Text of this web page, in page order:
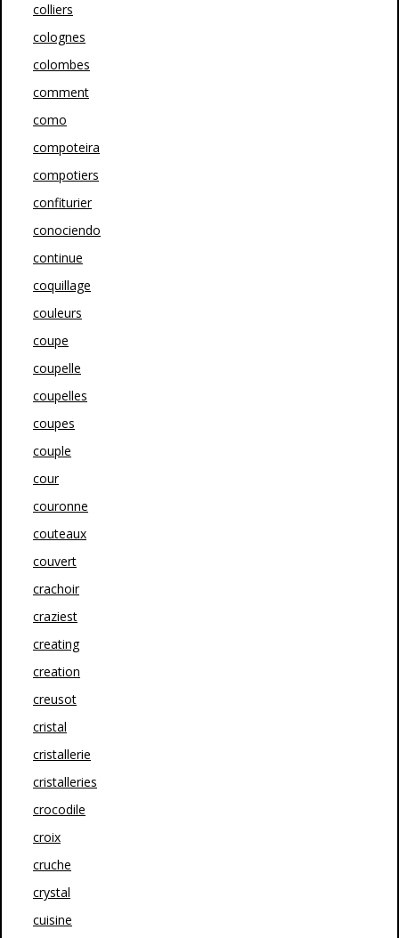
colliers
colognes
colombes
comment
como
compoteira
compotiers
confiturier
conociendo
continue
coquillage
couleurs
coupe
coupelle
coupelles
coupes
couple
cour
couronne
couteaux
couvert
crachoir
craziest
creating
creation
creusot
cristal
cristallerie
cristalleries
crocodile
croix
cruche
crystal
cuisine